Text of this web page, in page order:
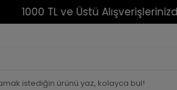
1000 TL ve Üstü